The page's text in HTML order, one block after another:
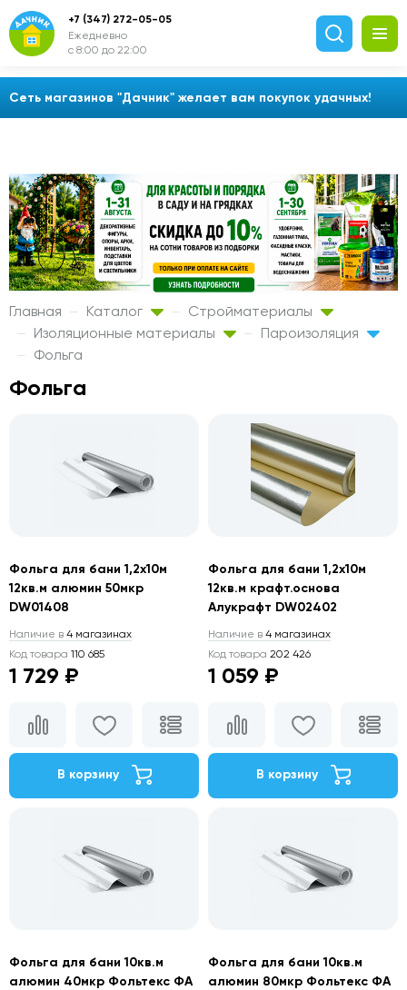
Сеть магазинов "Дачник" желает вам покупок удачных!
+7 (347) 272-05-05
Ежедневно
с 8:00 до 22:00
Главная Каталог
Стройматериалы
Изоляционные материалы
Пароизоляция
Фольга
Фольга
Фольга для бани 1,2х10м
12кв.м алюмин 50мкр
DW01408
Наличие в 4 магазинах
Код товара 110 685
1 729 ₽
В корзину
Фольга для бани 1,2х10м
12кв.м крафт.основа
Алукрафт DW02402
Наличие в 4 магазинах
Код товара 202 426
1 059 ₽
В корзину
Фольга для бани 10кв.м
алюмин 40мкр Фольтекс ФА
Фольга для бани 10кв.м
алюмин 80мкр Фольтекс ФА